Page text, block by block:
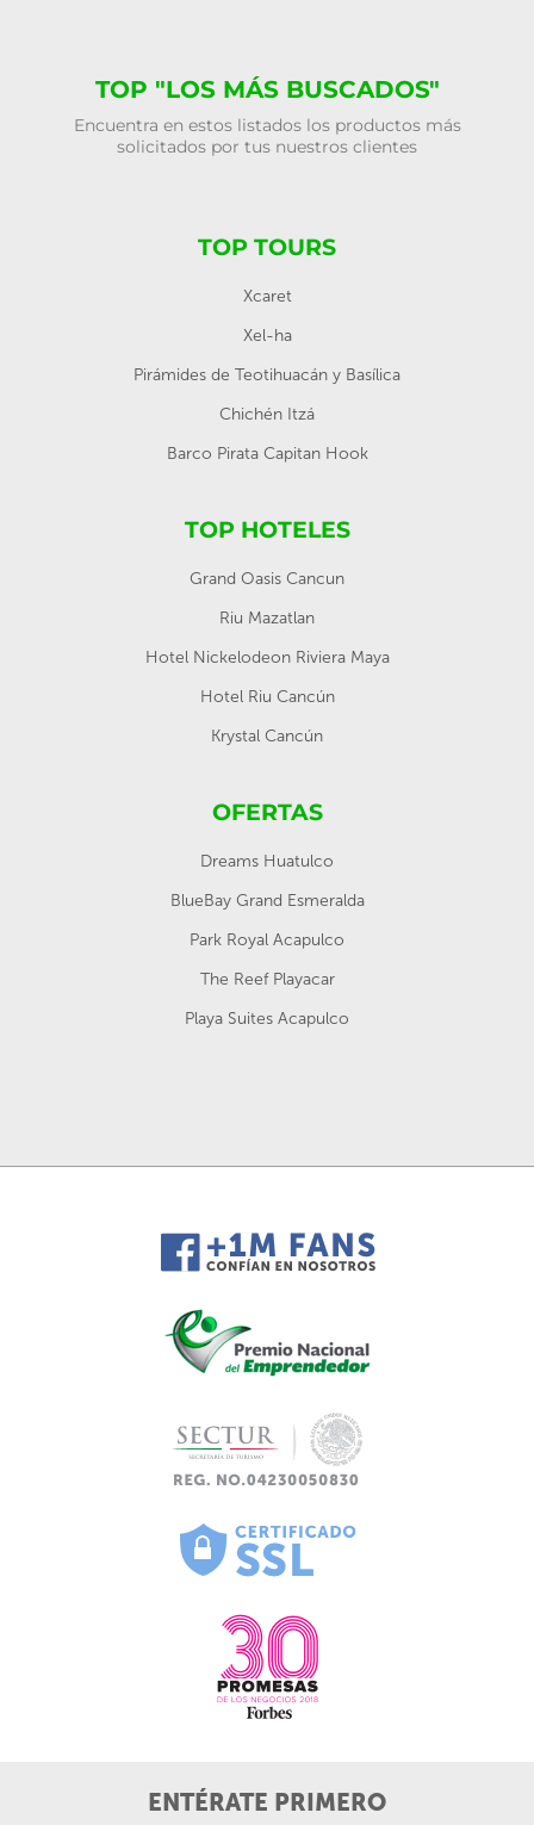
TOP "LOS MÁS BUSCADOS"
Encuentra en estos listados los productos más
solicitados por tus nuestros clientes
TOP TOURS
Xcaret
Xel-ha
Pirámides de Teotihuacán y Basílica
Chichén Itzá
Barco Pirata Capitan Hook
TOP HOTELES
Grand Oasis Cancun
Riu Mazatlan
Hotel Nickelodeon Riviera Maya
Hotel Riu Cancún
Krystal Cancún
OFERTAS
Dreams Huatulco
BlueBay Grand Esmeralda
Park Royal Acapulco
The Reef Playacar
Playa Suites Acapulco
ENTÉRATE PRIMERO